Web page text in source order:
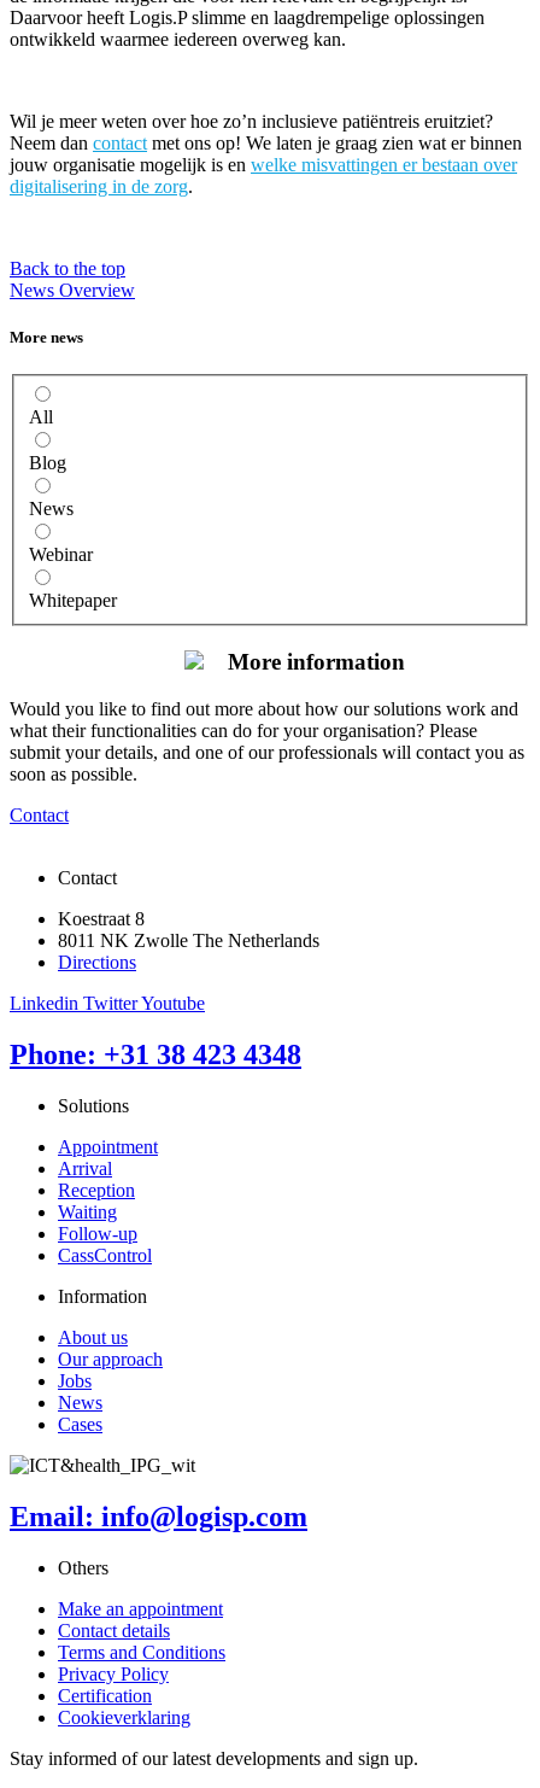
Daarvoor heeft Logis.P slimme en laagdrempelige oplossingen
ontwikkeld waarmee iedereen overweg kan.
Wil je meer weten over hoe zo’n inclusieve patiëntreis eruitziet?
Neem dan contact met ons op! We laten je graag zien wat er binnen
jouw organisatie mogelijk is en welke misvattingen er bestaan over
digitalisering in de zorg.
Back to the top
News Overview
More news
All
Blog
News
Webinar
Whitepaper
More information
Would you like to find out more about how our solutions work and
what their functionalities can do for your organisation? Please
submit your details, and one of our professionals will contact you as
soon as possible.
Contact
Contact
Koestraat 8
8011 NK Zwolle The Netherlands
Directions
Linkedin TwitterYoutube
Phone: +31 38 423 4348
Solutions
Appointment
Arrival
Reception
Waiting
Follow-up
CassControl
Information
About us
Our approach
Jobs
News
Cases
Email: info@logisp.com
Others
Make an appointment
Contact details
Terms and Conditions
Privacy Policy
Certification
Cookieverklaring
Stay informed of our latest developments and sign up.